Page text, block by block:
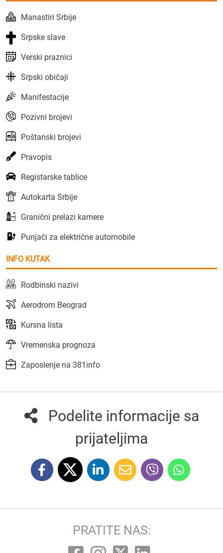
Manastiri Srbije
Srpske slave
Verski praznici
Srpski običaji
Manifestacije
Pozivni brojevi
Poštanski brojevi
Pravopis
Registarske tablice
Autokarta Srbije
Granični prelazi kamere
Punjači za električne automobile
INFO KUTAK
Rodbinski nazivi
Aerodrom Beograd
Kursna lista
Vremenska prognoza
Zaposlenje na 381info
Podelite informacije sa
prijateljima
PRATITE NAS: